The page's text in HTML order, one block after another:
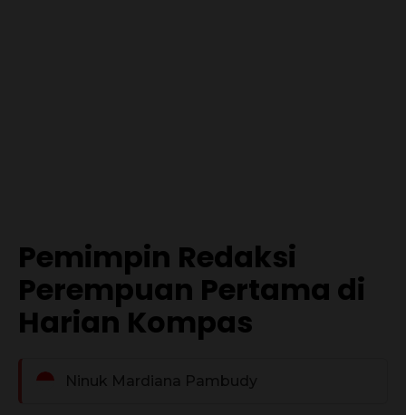
Pemimpin Redaksi
Perempuan Pertama di
Harian Kompas
Ninuk Mardiana Pambudy